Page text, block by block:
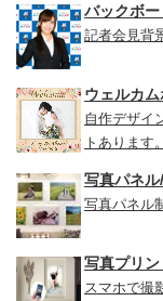
バックボ
記者会見背
ウェルカム
自作デザイ
トあります。
写真パネ
写真パネル
写真プリン
スマホで撮